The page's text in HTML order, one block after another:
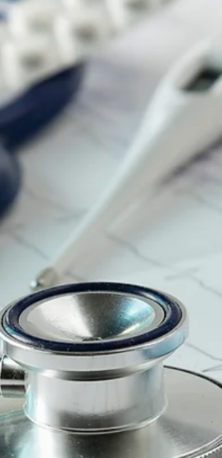
Hautkrebsscreening in Xanten Sonne, Haut und
Gesundheit: Erfahren Sie, welche Risiken UV-
Strahlung mit sich bringt und warum
Hautkrebsscreening sowie eine angepasste
Medikation wichtig sein können. Ihr Team der
Internistischen Praxis Xanten Dr. Carlos Marengo &
Dr. med. Michael Schmitz Sprechen Sie uns an –
Gemeinsam setzen wir uns für Ihre Gesundheit ein!